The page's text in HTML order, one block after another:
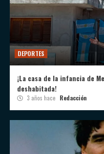
DEPORTES
¡La casa de la infancia de
deshabitada!
3 años hace Redacción